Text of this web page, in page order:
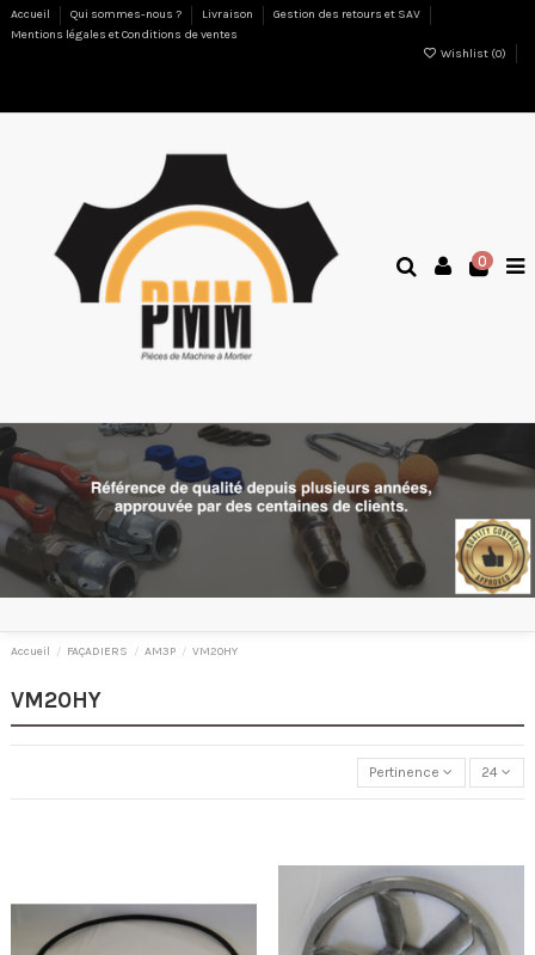
Accueil Qui sommes-nous ? Livraison
Gestion des retours et SAV
Mentions légales et Conditions de ventes
Wishlist (0)
0
Accueil FAÇADIERS AM3P VM20HY
VM20HY
Pertinence 24